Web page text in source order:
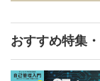
おすすめ特集